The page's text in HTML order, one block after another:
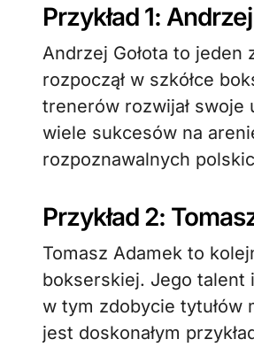
Przykład 1:
Andrzej Gołota to
rozpoczął w szkółce
trenerów rozwijał swoje
wiele sukcesów na
rozpoznawalnych
Przykład 2:
Tomasz Adamek to
bokserskiej. Jego talent
w tym zdobycie tytułów
jest doskonałym